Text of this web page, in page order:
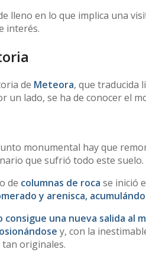
lleno en lo que implica una
interés.
de Meteora, que traducida
un lado, se ha de conocer el
monumental hay que
que sufrió todo este suelo.
de columnas de roca se inició
y arenisca,
consigue una nueva salida al
y, con la
originales.